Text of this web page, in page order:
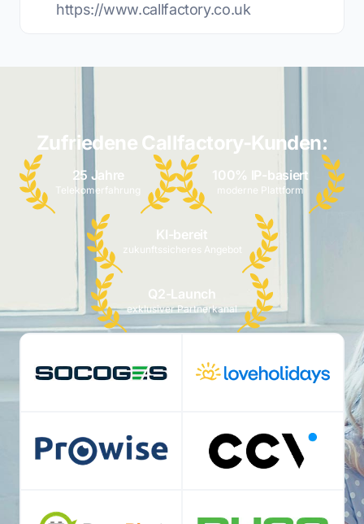
https://www.callfactory.co.uk
Zufriedene Callfactory-Kunden:
25 Jahre
Telekomerfahrung
100% IP-basiert
moderne Plattform
KI-bereit
zukunftssicheres Angebot
Q2-Launch
exklusiver Partnerkanal